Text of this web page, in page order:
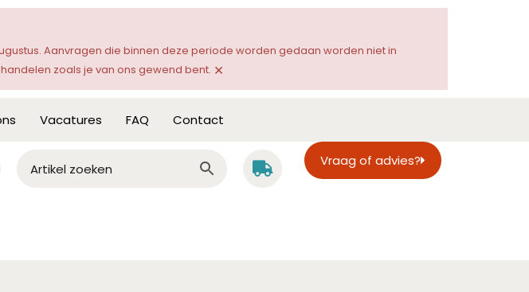
Aanvragen die binnen deze periode worden gedaan worden niet in
zoals je van ons gewend bent. ×
Vacatures FAQ Contact
Vraag of advies?